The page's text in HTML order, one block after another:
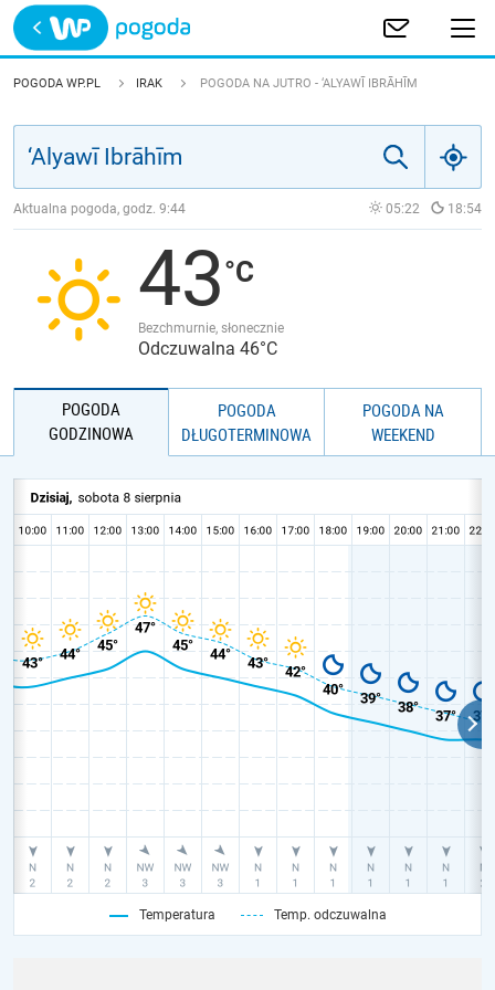
Trwa ładowanie
POLSKA
POGODA WP.PL IRAK POGODA NA JUTRO - ‘ALYAWĪ IBRĀHĪM
Aktualna pogoda, godz. 9:44 05:22 18:54
43
Bezchmurnie, słonecznie
Odczuwalna 46°C
POGODA
GODZINOWA
POGODA
DŁUGOTERMINOWA
POGODA NA
WEEKEND
Temperatura Temp. odczuwalna